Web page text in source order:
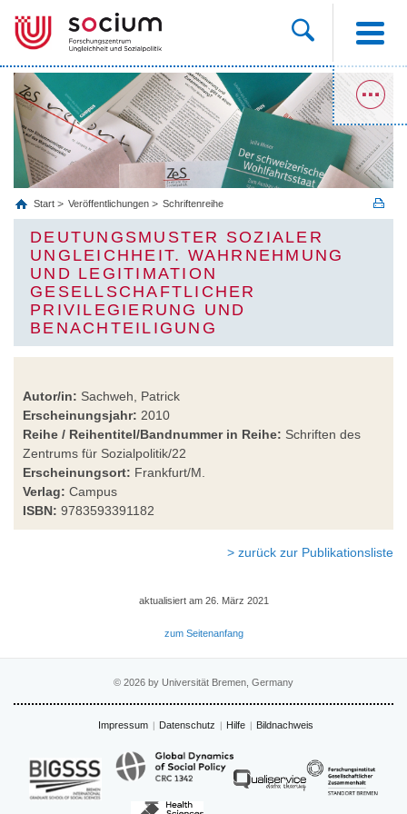
Start Veröffentlichungen Schriftenreihe
DEUTUNGSMUSTER SOZIALER
UNGLEICHHEIT. WAHRNEHMUNG
UND LEGITIMATION
GESELLSCHAFTLICHER
PRIVILEGIERUNG UND
BENACHTEILIGUNG
Autor/in: Sachweh, Patrick
Erscheinungsjahr: 2010
Reihe / Reihentitel/Bandnummer in Reihe: Schriften des
Zentrums für Sozialpolitik/22
Erscheinungsort: Frankfurt/M.
Verlag: Campus
ISBN: 9783593391182
> zurück zur Publikationsliste
aktualisiert am 26. März 2021
zum Seitenanfang
© 2026 by Universität Bremen, Germany
Impressum Datenschutz Hilfe Bildnachweis